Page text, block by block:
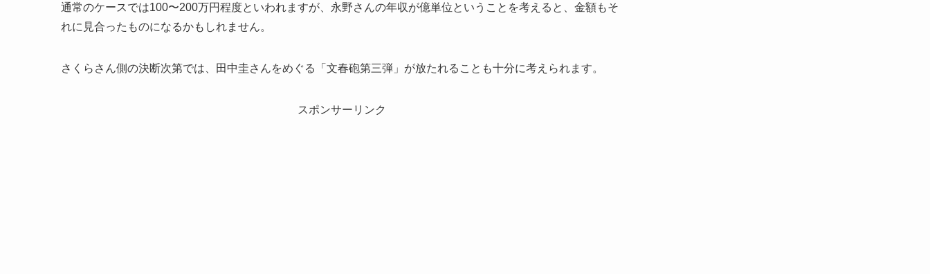
通常のケースでは100〜200万円程度といわれますが、永野さんの年収が億単位ということを考えると、金額もそ
れに見合ったものになるかもしれません。
さくらさん側の決断次第では、田中圭さんをめぐる「文春砲第三弾」が放たれることも十分に考えられます。
スポンサーリンク